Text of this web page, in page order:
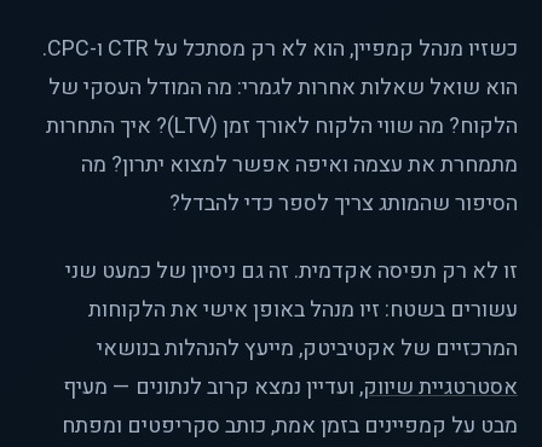
כשזיו מנהל קמפיין, הוא לא רק מסתכל על CTR ו-CPC.
הוא שואל שאלות אחרות לגמרי: מה המודל העסקי של
הלקוח? מה שווי הלקוח לאורך זמן (LTV)? איך התחרות
מתמחרת את עצמה ואיפה אפשר למצוא יתרון? מה
הסיפור שהמותג צריך לספר כדי להבדל?
זו לא רק תפיסה אקדמית. זה גם ניסיון של כמעט שני
עשורים בשטח: זיו מנהל באופן אישי את הלקוחות
המרכזיים של אקטיביטק, מייעץ להנהלות בנושאי
אסטרטגיית שיווק, ועדיין נמצא קרוב לנתונים — מעיף
מבט על קמפיינים בזמן אמת, כותב סקריפטים ומפתח